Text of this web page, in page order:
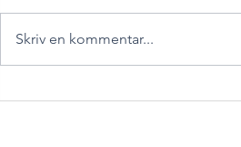
Ditt
Skriv en kommentar...